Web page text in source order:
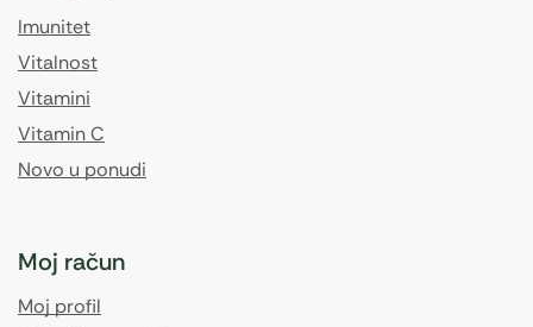
Imunitet
Vitalnost
Vitamini
Vitamin C
Novo u ponudi
Moj račun
Moj profil